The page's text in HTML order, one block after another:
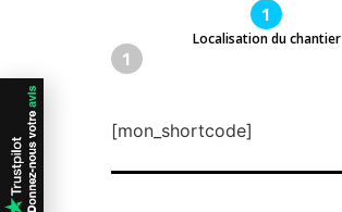
1
Localisation du chantier
1
[mon_shortcode]